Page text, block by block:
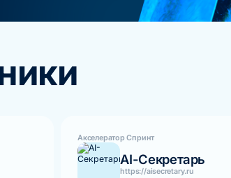
Акселератор Спринт
AI-Секретарь
https://aisecretary.ru